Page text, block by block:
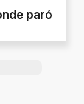
paró